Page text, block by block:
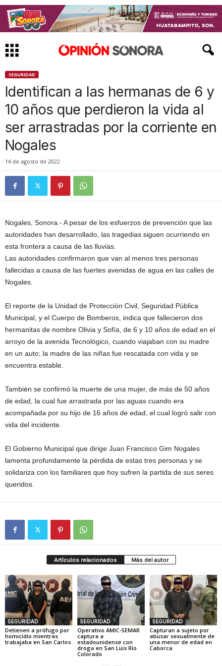
SEGURIDAD
Identifican a las hermanas de 6 y
10 años que perdieron la vida al
ser arrastradas por la corriente en
Nogales
14 de agosto de 2022
Nogales, Sonora.- A pesar de los esfuerzos de prevención que las
autoridades han desarrollado, las tragedias siguen ocurriendo en
esta frontera a causa de las lluvias.
Las autoridades confirmaron que van al menos tres personas
fallecidas a causa de las fuertes avenidas de agua en las calles de
Nogales.
El reporte de la Unidad de Protección Civil, Seguridad Pública
Municipal, y el Cuerpo de Bomberos, indica que fallecieron dos
hermanitas de nombre Olivia y Sofía, de 6 y 10 años de edad en el
arroyo de la avenida Tecnológico, cuando viajaban con su madre
en un auto; la madre de las niñas fue rescatada con vida y se
encuentra estable.
También se confirmó la muerte de una mujer, de más de 50 años
de edad, la cual fue arrastrada por las aguas cuando era
acompañada por su hijo de 16 años de edad, el cual logró salir con
vida del incidente.
El Gobierno Municipal que dirige Juan Francisco Gim Nogales
lamenta profundamente la pérdida de estas tres personas y se
solidariza con los familiares que hoy sufren la partida de sus seres
queridos.
Artículos relacionados Más del autor
SEGURIDAD
Detienen a prófugo por
homicidio mientras
trabajaba en San Carlos
SEGURIDAD
Operativo AMIC-SEMAR
captura a
estadounidense con
droga en San Luis Río
Colorado
SEGURIDAD
Capturan a sujeto por
abusar sexualmente de
una menor de edad en
Caborca